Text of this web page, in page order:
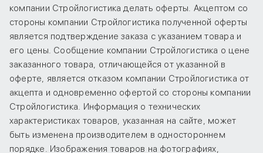
компании Стройлогистика делать оферты. Акцептом со
стороны компании Стройлогистика полученной оферты
является подтверждение заказа с указанием товара и
его цены. Сообщение компании Стройлогистика о цене
заказанного товара, отличающейся от указанной в
оферте, является отказом компании Стройлогистика от
акцепта и одновременно офертой со стороны компании
Стройлогистика. Информация о технических
характеристиках товаров, указанная на сайте, может
быть изменена производителем в одностороннем
порядке. Изображения товаров на фотографиях,